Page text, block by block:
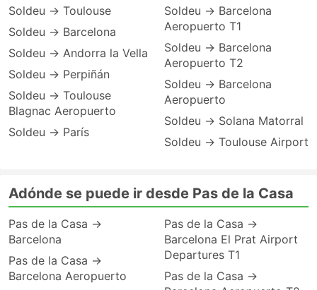
Soldeu → Toulouse
Soldeu → Barcelona
Soldeu → Andorra la Vella
Soldeu → Perpiñán
Soldeu → Toulouse
Blagnac Aeropuerto
Soldeu → París
Soldeu → Barcelona
Aeropuerto T1
Soldeu → Barcelona
Aeropuerto T2
Soldeu → Barcelona
Aeropuerto
Soldeu → Solana Matorral
Soldeu → Toulouse Airport
Adónde se puede ir desde Pas de la Casa
Pas de la Casa →
Barcelona
Pas de la Casa →
Barcelona Aeropuerto
Pas de la Casa →
Barcelona El Prat Airport
Departures T1
Pas de la Casa →